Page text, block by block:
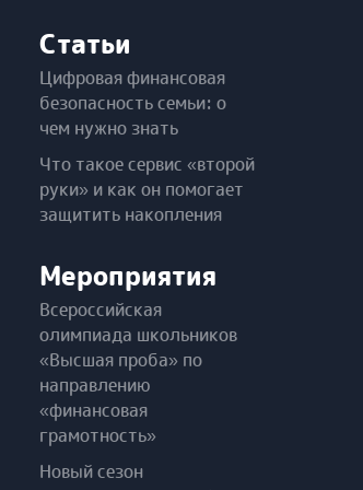
Статьи
Цифровая финансовая
безопасность семьи: о
чем нужно знать
Что такое сервис «второй
руки» и как он помогает
защитить накопления
Мероприятия
Всероссийская
олимпиада школьников
«Высшая проба» по
направлению
«финансовая
грамотность»
Новый сезон